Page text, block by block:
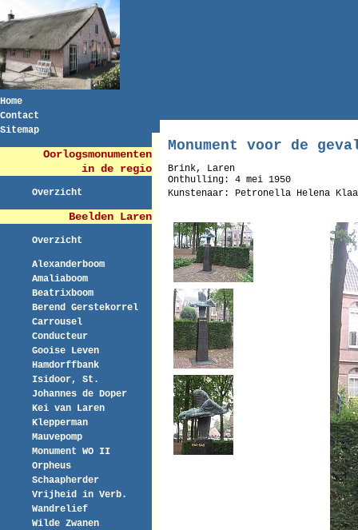
Home
Contact
Sitemap
Oorlogsmonumenten
in de regio
Overzicht
Beelden Laren
Overzicht
Alexanderboom
Amaliaboom
Beatrixboom
Berend Gerstekorrel
Carrousel
Conducteur
Gooise Leven
Hamdorffbank
Isidoor, St.
Johannes de Doper
Kei van Laren
Klepperman
Mauvepomp
Monument WO II
Orpheus
Schaapherder
Vrijheid in Verb.
Wandrelief
Wilde Zwanen
Monument voor de
Brink, Laren
Onthulling: 4 mei 1950
Kunstenaar: Petronella Helena